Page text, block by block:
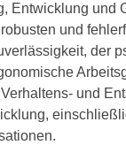
Entwicklung und
und
der
und